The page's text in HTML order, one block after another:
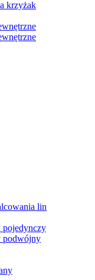
krzyżak
lin
podwójny